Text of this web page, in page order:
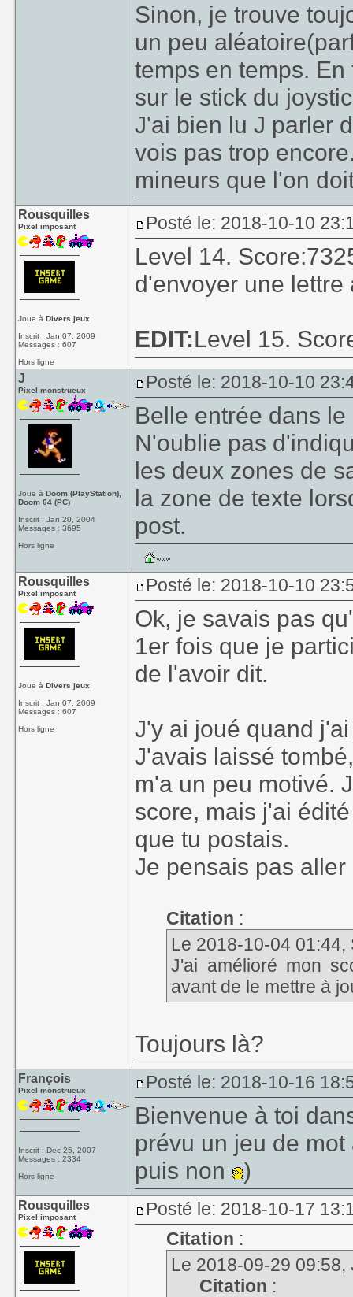
Sinon, je trouve
un peu
temps en temps.
sur le stick du
J'ai bien lu J parler
vois pas trop
mineurs que l'on
Rousquilles
Pixel imposant
Joue àDivers jeux
Inscrit : Jan 07, 2009
Messages : 607
Hors ligne
Posté le: 2018-10-10
Level 14.
d'envoyer une
EDIT:Level 15.
J
Pixel monstrueux
Joue àDoom (PlayStation),
Doom 64 (PC)
Inscrit : Jan 20, 2004
Messages : 3695
Hors ligne
Posté le: 2018-10-10
Belle entrée dans
N'oublie pas
les deux zones de
la zone de texte
post.
Rousquilles
Pixel imposant
Joue àDivers jeux
Inscrit : Jan 07, 2009
Messages : 607
Hors ligne
Posté le: 2018-10-10
Ok, je savais pas
1er fois que je
de l'avoir dit.
J'y ai joué quand
J'avais laissé
m'a un peu motivé.
score, mais j'ai
que tu postais.
Je pensais pas
Citation :
Le 2018-10-04
J'ai amélioré mon
avant de le mettre à
Toujours là?
François
Pixel monstrueux
Inscrit : Dec 25, 2007
Messages : 2334
Hors ligne
Posté le: 2018-10-16
Bienvenue à toi
prévu un jeu de
puis non )
Rousquilles
Pixel imposant
Posté le: 2018-10-17
Citation :
Le 2018-09-29 09:58,
Citation :